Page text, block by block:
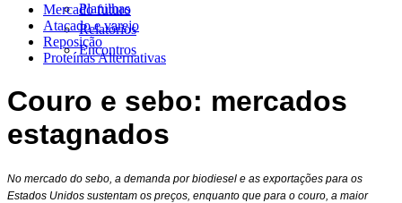
Planilhas
Relatórios
Encontros
Mercado futuro
Atacado e varejo
Reposição
Proteínas Alternativas
Couro e sebo: mercados
estagnados
No mercado do sebo, a demanda por biodiesel e as exportações para os
Estados Unidos sustentam os preços, enquanto que para o couro, a maior